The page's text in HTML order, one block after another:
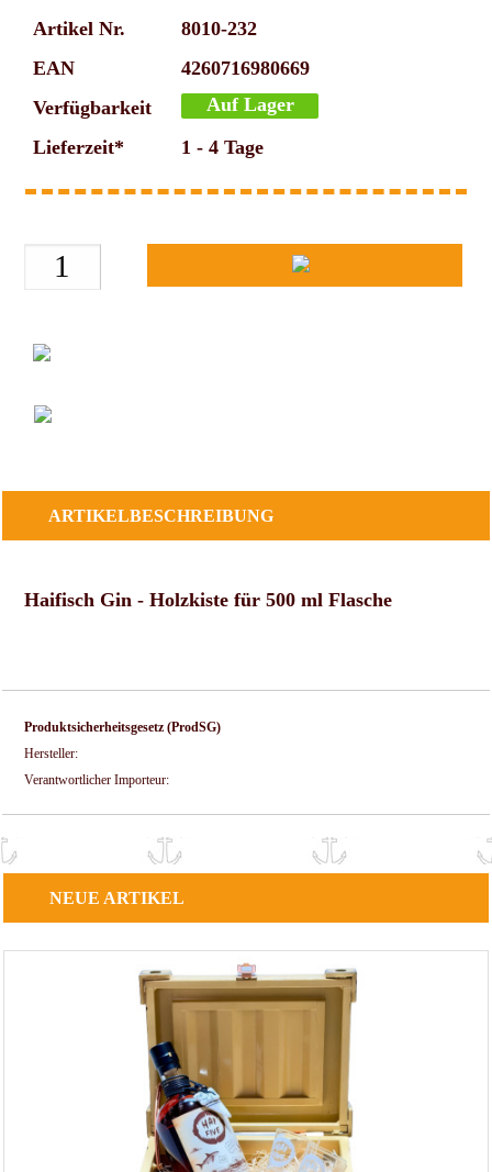
Artikel Nr.
8010-232
EAN
4260716980669
Verfügbarkeit
Auf Lager
Lieferzeit*
1 - 4 Tage
ARTIKELBESCHREIBUNG
Haifisch Gin - Holzkiste für 500 ml Flasche
Produktsicherheitsgesetz (ProdSG)
Hersteller:
Verantwortlicher Importeur:
NEUE ARTIKEL